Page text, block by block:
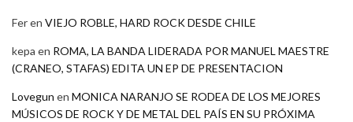
Feren VIEJO ROBLE, HARD ROCK DESDE CHILE
kepa en ROMA, LA BANDA LIDERADA POR MANUEL MAESTRE
(CRANEO, STAFAS) EDITA UN EP DE PRESENTACION
Lovegun en MONICA NARANJO SE RODEA DE LOS MEJORES
MÚSICOS DE ROCK Y DE METAL DEL PAÍS EN SU PRÓXIMA